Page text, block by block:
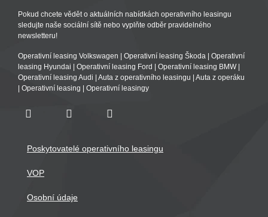
Pokud chcete vědět o aktuálních nabídkách operativního leasingu
sledujte naše sociální sítě nebo vyplňte odběr pravidelného
newsletteru!
Operativní leasing Volkswagen Operativní leasing Škoda
Operativní
leasing Hyundai
Operativní leasing Ford Operativní leasing BMW|
Operativní leasing Audi
Auta z operativního leasingu
Auta z operáku
Operativní leasing Operativní leasingy
Poskytovatelé operativního leasingu
VOP
Osobní údaje